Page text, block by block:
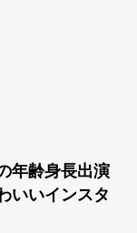
年齢身長出演
いいインスタ